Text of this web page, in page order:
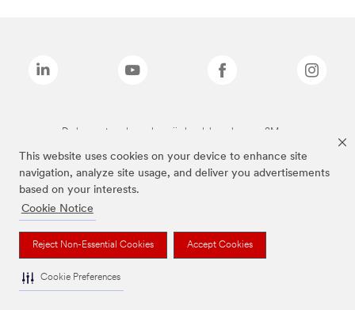
This website uses cookies on your device to enhance site
navigation, analyze site usage, and deliver you advertisements
based on your interests.
Cookie Notice
Reject Non-Essential Cookies Accept Cookies
Cookie Preferences
De bovenstaande merken zijn handelsmerken van 3M.we